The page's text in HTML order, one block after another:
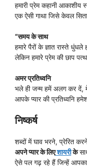
हमारी प्रेम कहानी आकाशीय
एक ऐसी गाथा जिसे केवल
“समय के साथ
हमारे पैरों के ज्ञात रास्ते
लेकिन हमारे प्रेम की छाप
अमर प्रतिध्वनि
भले ही जन्म हमें अलग कर दें,
आपके प्यार की प्रतिध्वनि
निष्कर्ष
शब्दों में घाव भरने, प्रेरित
अपने प्यार के लिएशायरीके
ऐसे पल गढ़ रहे हैं जिन्हें